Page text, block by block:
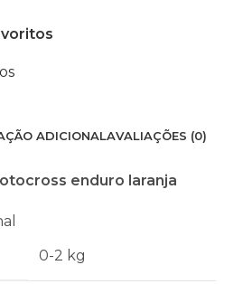
ADICIONALAVALIAÇÕES (0)
enduro laranja
0-2 kg